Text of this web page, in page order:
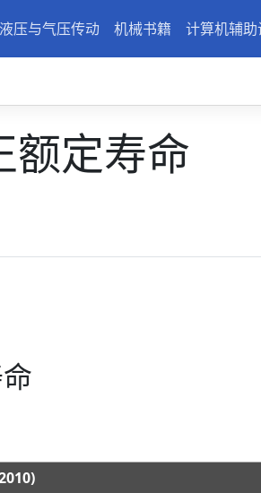
液压与气压传动 机械书籍 计算机辅
额定寿命
)